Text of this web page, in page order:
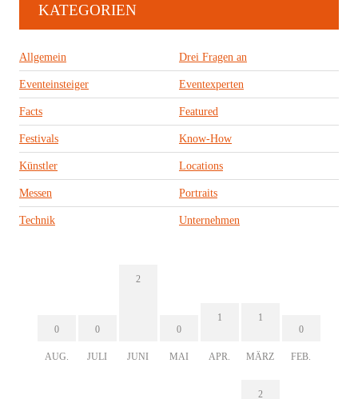
KATEGORIEN
Allgemein Drei Fragen an
Eventeinsteiger Eventexperten
Facts Featured
Festivals Know-How
Künstler Locations
Messen Portraits
Technik Unternehmen
0
AUG.
0
JULI
2
JUNI
0
MAI
1
APR.
1
MÄRZ
0
FEB.
2